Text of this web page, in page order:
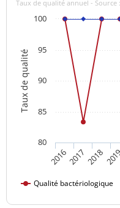
Taux de qualité
Taux de qualité annuel - Source
Qualité bactériologique
20162017 2018
80
85
90
95
100